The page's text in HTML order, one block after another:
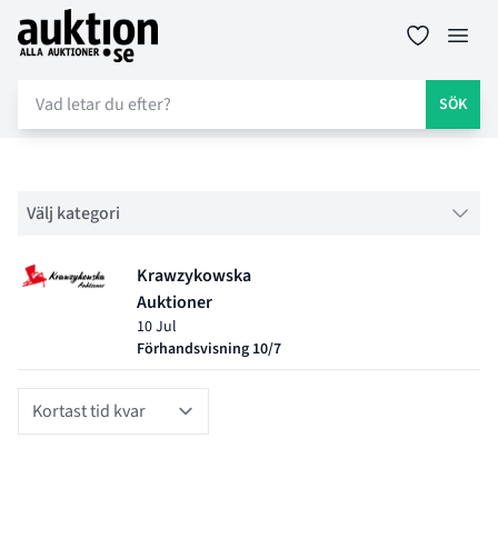
Auktion.se
SÖK
Filter
Välj kategori
Objektlistning för auktion
Krawzykowska
Auktioner
10 Jul
Förhandsvisning 10/7
Sort